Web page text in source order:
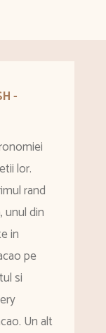
-
lor.
rand
unul din
in
pe
si
Un alt